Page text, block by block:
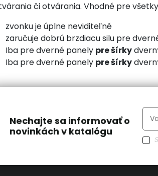
či otvárania. Vhodné pre všetky
zvonku je úplne neviditeľné
zaručuje dobrú brzdiacu silu pre
Iba pre dverné panely pre šírky
Iba pre dverné panely pre šírky
Nechajte sa informovať o
novinkách v katalógu